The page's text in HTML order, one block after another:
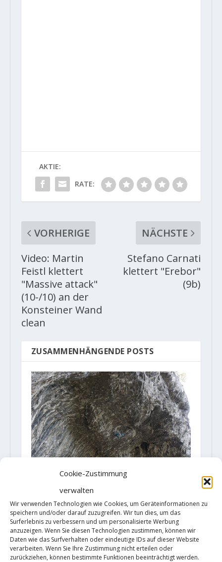
Cookie-Zustimmung
verwalten
Wir verwenden Technologien wie Cookies, um Geräteinformationen zu
speichern und/oder darauf zuzugreifen. Wir tun dies, um das
Surferlebnis zu verbessern und um personalisierte Werbung
anzuzeigen. Wenn Sie diesen Technologien zustimmen, können wir
Daten wie das Surfverhalten oder eindeutige IDs auf dieser Website
verarbeiten. Wenn Sie Ihre Zustimmung nicht erteilen oder
zurückziehen, können bestimmte Funktionen beeinträchtigt werden.
AKTIE:
RATE:
VORHERIGE
Video: Martin
Feistl klettert
"Massive attack"
(10-/10) an der
Konsteiner Wand
clean
NÄCHSTE
Stefano Carnati
klettert "Erebor"
(9b)
ZUSAMMENHÄNGENDE POSTS
"Der Zigeunerbaron" - Die
Sportklettergeschichte
3. März 2020